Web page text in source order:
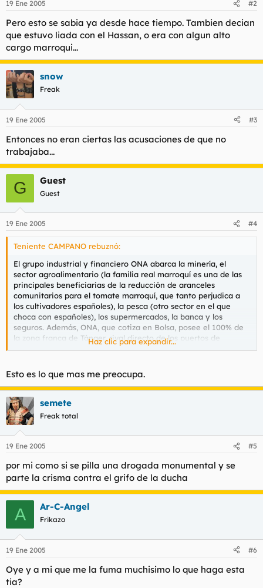
19 Ene 2005 #2
Pero esto se sabia ya desde hace tiempo. Tambien decian
que estuvo liada con el Hassan, o era con algun alto
cargo marroqui...
snow
Freak
19 Ene 2005 #3
Entonces no eran ciertas las acusaciones de que no
trabajaba...
G Guest
Guest
19 Ene 2005 #4
Teniente CAMPANO rebuznó:
El grupo industrial y financiero ONA abarca la minería, el
sector agroalimentario (la familia real marroquí es una de las
principales beneficiarias de la reducción de aranceles
comunitarios para el tomate marroquí, que tanto perjudica a
los cultivadores españoles), la pesca (otro sector en el que
choca con españoles), los supermercados, la banca y los
seguros. Además, ONA, que cotiza en Bolsa, posee el 100% de
la zona franca de Tánger, rival directo de los puertos de
Algeciras y Ceuta.
Más arriba de ONA, la familia real dispone de dos casas
matrices’: Siger y Ergis, anagramas de la palabra ‘regis’, rey en
latín. Estas dos dominan otras empresas. Tras la compra por el
Banque Commerciale Marocaine (BCM), del que ONA posee un
35% del accionariado, del grupo financiero y asegurador Wafa,
en diciembre de 2003, la familia real marroquí controla el 60%
de la Bolsa de Casablanca. Una posición que no tenían ni los
zares rusos ni los reyes holandeses en las Bolsas de sus países.
Entre los socios del rey Mohamed VI en estos negocios
financieros se encuentran el BSCH (tiene sendos porcentajes
del BCM y de ONA), Caja Madrid (inversor en BCM) y BBVA
(poseía casi el 10% de Wafabank antes de la venta del grupo
Wafa). No es por tanto Carmina Ordóñez la única que hacía
negocios con el sultán.
ONA no es importante para la dinastía únicamente por su
carácter económico. En unas oficinas del holding conoció
Mohamed VI a la que hoy es su esposa: Lalla Salma Bennani.
La nueva princesa desempeñó su primer empleo en ONA como
ingeniero de sistemas de informacion, donde había efectuado
Haz clic para expandir...
Esto es lo que mas me preocupa.
semete
Freak total
19 Ene 2005 #5
por mi como si se pilla una drogada monumental y se
parte la crisma contra el grifo de la ducha
A Ar-C-Angel
Frikazo
19 Ene 2005 #6
Oye y a mi que me la fuma muchisimo lo que haga esta
tia?